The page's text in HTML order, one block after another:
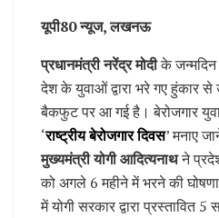
यूपी80 न्यूज, लखनऊ
प्रधानमंत्री नरेंद्र मोदीके जन्मदिन
देश के युवाओं द्वारा भरे गए हुंकार से
बैकफुट पर आ गई है। बेरोजगार
‘राष्ट्रीय बेरोजगार दिवस’ मनाए
मुख्यमंत्री योगी आदित्यनाथने
को अगले 6 महीने में भरने की
में योगी सरकार द्वारा प्रस्तावित